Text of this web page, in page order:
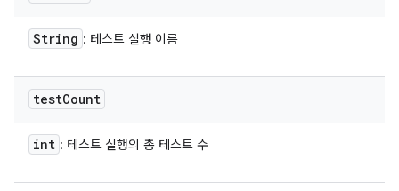
String : 테스트 실행 이름
testCount
int : 테스트 실행의 총 테스트 수